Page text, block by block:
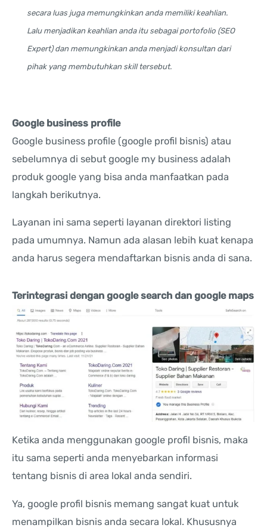
secara luas juga memungkinkan anda memiliki keahlian.
Lalu menjadikan keahlian anda itu sebagai portofolio (SEO
Expert) dan memungkinkan anda menjadi konsultan dari
pihak yang membutuhkan skill tersebut.
Google business profile
Google business profile (google profil bisnis) atau
sebelumnya di sebut google my business adalah
produk google yang bisa anda manfaatkan pada
langkah berikutnya.
Layanan ini sama seperti layanan direktori listing
pada umumnya. Namun ada alasan lebih kuat kenapa
anda harus segera mendaftarkan bisnis anda di sana.
Terintegrasi dengan google search dan google maps
Ketika anda menggunakan google profil bisnis, maka
itu sama seperti anda menyebarkan informasi
tentang bisnis di area lokal anda sendiri.
Ya, google profil bisnis memang sangat kuat untuk
menampilkan bisnis anda secara lokal. Khususnya